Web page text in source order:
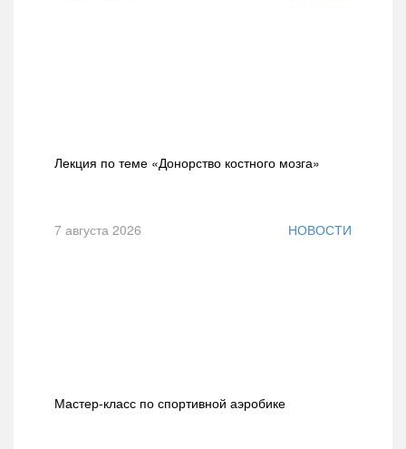
Лекция по теме «Донорство костного мозга»
7 августа 2026 НОВОСТИ
Мастер-класс по спортивной аэробике